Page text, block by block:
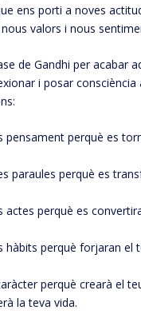
ens porti a noves
valors i nous
de Gandhi per acabar
i posar consciència
pensament perquè es
paraules perquè es
actes perquè es
hàbits perquè forjaran el
perquè crearà el
la teva vida.